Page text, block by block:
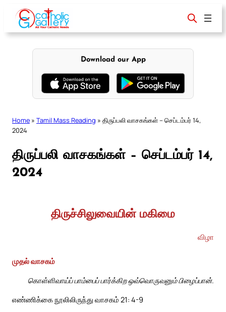
content
Download our App
Home » Tamil Mass Reading » திருப்பலி வாசகங்கள் – செப்டம்பர் 14,
2024
திருப்பலி வாசகங்கள் – செப்டம்பர் 14,
2024
திருச்சிலுவையின் மகிமை
விழா
முதல் வாசகம்
கொள்ளிவாய்ப் பாம்பைப் பார்க்கிற ஒவ்வொருவனும் பிழைப்பான்.
எண்ணிக்கை நூலிலிருந்து வாசகம் 21: 4-9